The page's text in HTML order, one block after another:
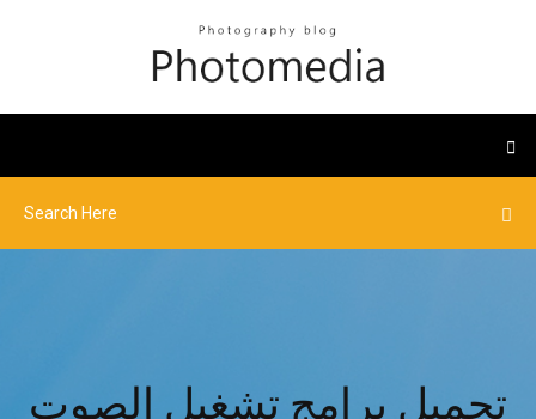
تحميل برامج تشغيل الصوت